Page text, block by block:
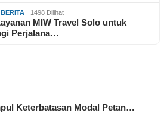
BERITA 1498 Dilihat
MIW Travel Solo untuk
Perjalana…
Keterbatasan Modal Petan…